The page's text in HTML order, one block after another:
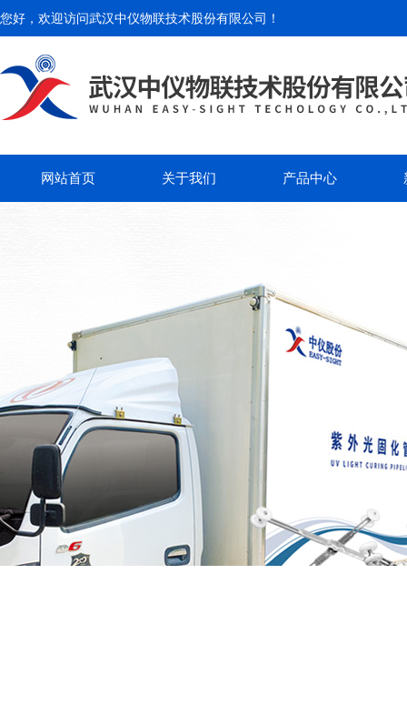
您好，欢迎访问武汉中仪物联技术股份有限公司 ！
网站首页 关于我们 产品中心